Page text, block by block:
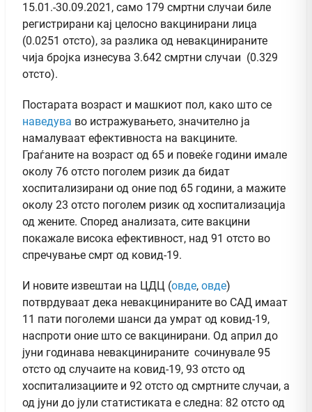
15.01.-30.09.2021, само 179 смртни случаи биле
регистрирани кај целосно вакцинирани лица
(0.0251 отсто), за разлика од невакцинираните
чија бројка изнесува 3.642 смртни случаи (0.329
отсто).
Постарата возраст и машкиот пол, како што се
наведува во истражувањето, значително ја
намалуваат ефективноста на вакцините.
Граѓаните на возраст од 65 и повеќе години имале
околу 76 отсто поголем ризик да бидат
хоспитализирани од оние под 65 години, а мажите
околу 23 отсто поголем ризик од хоспитализација
од жените. Според анализата, сите вакцини
покажале висока ефективност, над 91 отсто во
спречување смрт од ковид-19.
И новите извештаи на ЦДЦ (овде, овде)
потврдуваат дека невакцинираните во САД имаат
11 пати поголеми шанси да умрат од ковид-19,
наспроти оние што се вакцинирани. Од април до
јуни годинава невакцинираните сочинувале 95
отсто од случаите на ковид-19, 93 отсто од
хоспитализациите и 92 отсто од смртните случаи, а
од јуни до јули статистиката е следна: 82 отсто од